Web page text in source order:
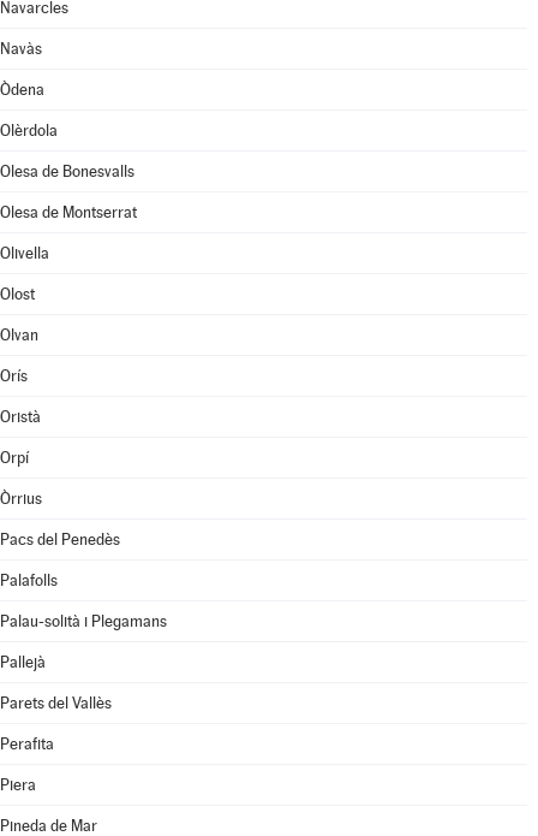
Navarcles
Navàs
Òdena
Olèrdola
Olesa de Bonesvalls
Olesa de Montserrat
Olivella
Olost
Olvan
Orís
Oristà
Orpí
Òrrius
Pacs del Penedès
Palafolls
Palau-solità i Plegamans
Pallejà
Parets del Vallès
Perafita
Piera
Pineda de Mar